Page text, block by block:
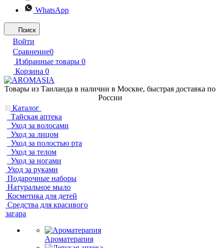
WhatsApp
Поиск
Войти
Сравнение0
Избранные товары 0
Корзина 0
Товары из Таиланда в наличии в Москве, быстрая доставка по
России
Каталог
Тайская аптека
Уход за волосами
Уход за лицом
Уход за полостью рта
Уход за телом
Уход за ногами
Уход за руками
Подарочные наборы
Натуральное мыло
Косметика для детей
Средства для красивого
загара
Ароматерапия